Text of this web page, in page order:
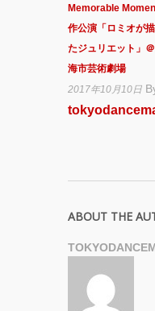
Memorable
作公演「ロミオが
たジュリエット」
海市芸術劇場
2017年10月10日
ABOUT THE